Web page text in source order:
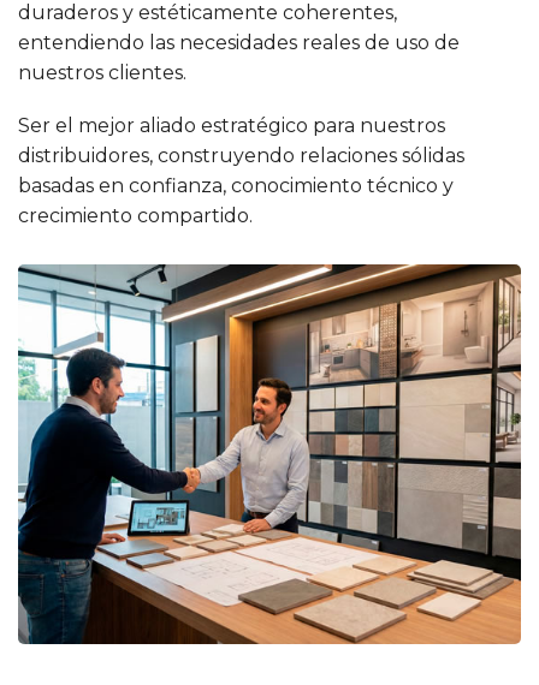
duraderos y estéticamente coherentes,
entendiendo las necesidades reales de uso de
nuestros clientes.
Ser el mejor aliado estratégico para nuestros
distribuidores, construyendo relaciones sólidas
basadas en confianza, conocimiento técnico y
crecimiento compartido.